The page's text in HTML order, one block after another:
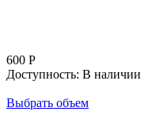
600 Р
Доступность: В наличии
Выбрать объем